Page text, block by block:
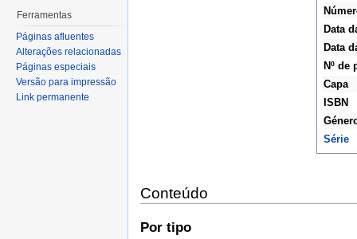
Data
Data
Nº de
Capa
ISBN
Série
Conteúdo
Por tipo
Ferramentas
Páginas afluentes
Alterações relacionadas
Páginas especiais
Versão para impressão
Link permanente